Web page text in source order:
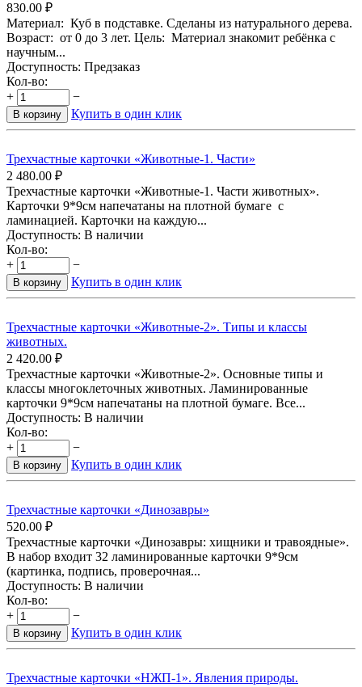
830.00 ₽
Материал: Куб в подставке. Сделаны из натурального дерева.
Возраст: от 0 до 3 лет. Цель: Материал знакомит ребёнка с
научным...
Доступность: Предзаказ
Кол-во:
+
−
В корзину Купить в один клик
Трехчастные карточки «Животные-1. Части»
2 480.00 ₽
Трехчастные карточки «Животные-1. Части животных».
Карточки 9*9см напечатаны на плотной бумаге с
ламинацией. Карточки на каждую...
Доступность: В наличии
Кол-во:
+
−
В корзину Купить в один клик
Трехчастные карточки «Животные-2». Типы и классы
животных.
2 420.00 ₽
Трехчастные карточки «Животные-2». Основные типы и
классы многоклеточных животных. Ламинированные
карточки 9*9см напечатаны на плотной бумаге. Все...
Доступность: В наличии
Кол-во:
+
−
В корзину Купить в один клик
Трехчастные карточки «Динозавры»
520.00 ₽
Трехчастные карточки «Динозавры: хищники и травоядные».
В набор входит 32 ламинированные карточки 9*9см
(картинка, подпись, проверочная...
Доступность: В наличии
Кол-во:
+
−
В корзину Купить в один клик
Трехчастные карточки «НЖП-1». Явления природы.